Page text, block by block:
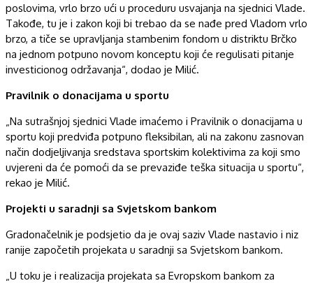
poslovima, vrlo brzo ući u proceduru usvajanja na sjednici Vlade.
Takođe, tu je i zakon koji bi trebao da se nađe pred Vladom vrlo
brzo, a tiče se upravljanja stambenim fondom u distriktu Brčko
na jednom potpuno novom konceptu koji će regulisati pitanje
investicionog održavanja“, dodao je Milić.
Pravilnik o donacijama u sportu
„Na sutrašnjoj sjednici Vlade imaćemo i Pravilnik o donacijama u
sportu koji predviđa potpuno fleksibilan, ali na zakonu zasnovan
način dodjeljivanja sredstava sportskim kolektivima za koji smo
uvjereni da će pomoći da se prevaziđe teška situacija u sportu“,
rekao je Milić.
Projekti u saradnji sa Svjetskom bankom
Gradonačelnik je podsjetio da je ovaj saziv Vlade nastavio i niz
ranije započetih projekata u saradnji sa Svjetskom bankom.
„U toku je i realizacija projekata sa Evropskom bankom za